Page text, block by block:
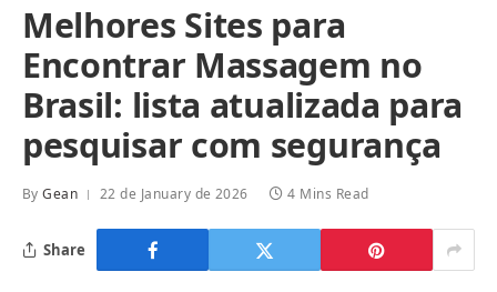
Melhores Sites para
Encontrar Massagem no
Brasil: lista atualizada para
pesquisar com segurança
By Gean 22 de January de 2026 4 Mins Read
Share